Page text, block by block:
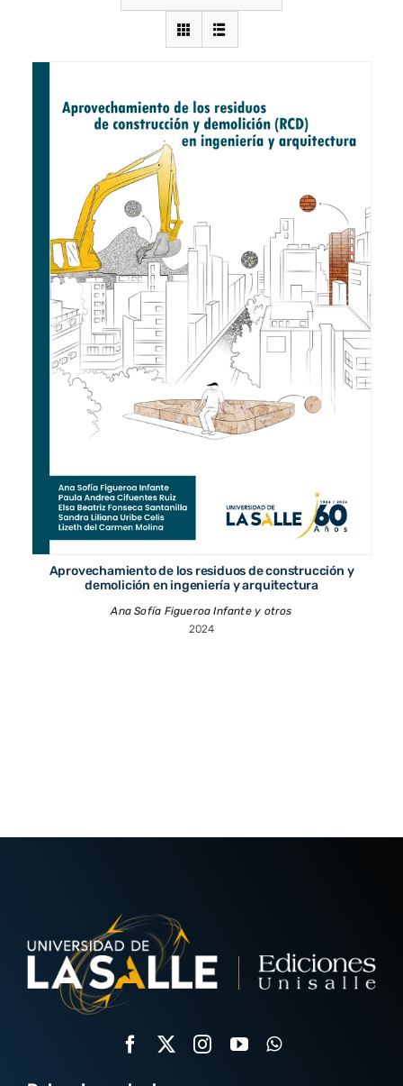
Aprovechamiento de los residuos de construcción y
demolición en ingeniería y arquitectura
Ana Sofía Figueroa Infante y otros
2024